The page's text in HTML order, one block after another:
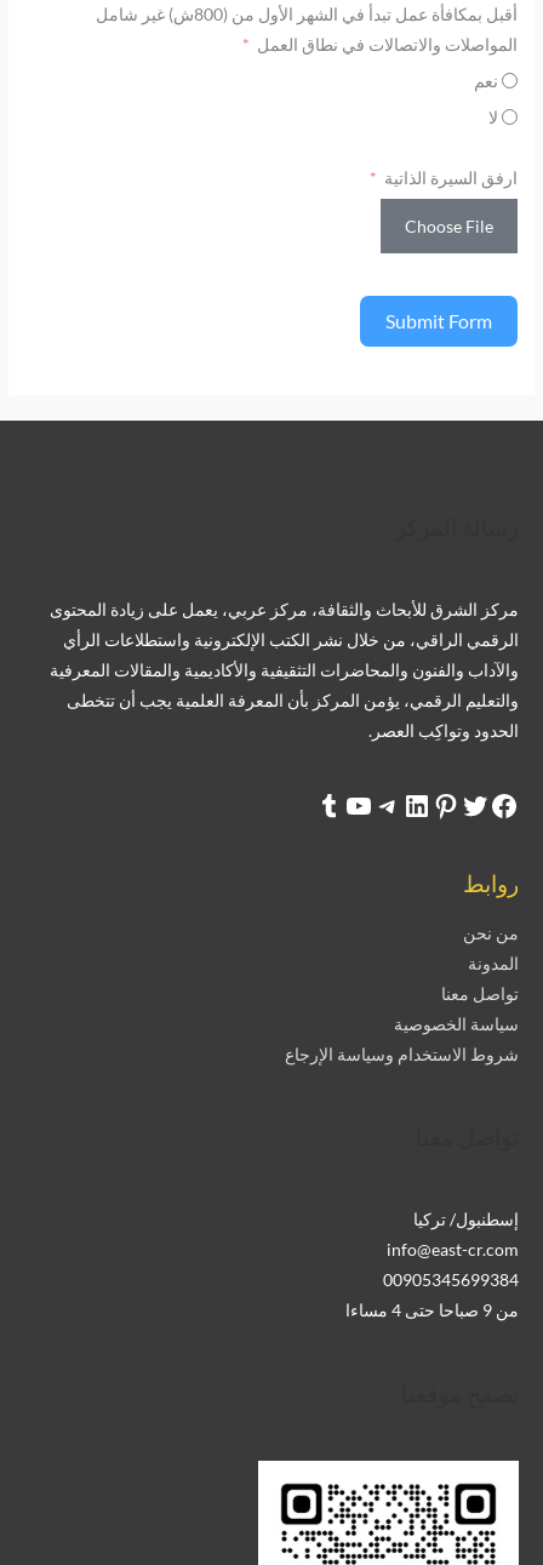
أقبل بمكافأة عمل تبدأ في الشهر الأول من (800ش) غير شامل
المواصلات والاتصالات في نطاق العمل
نعم
لا
ارفق السيرة الذاتية
Choose File
Submit Form
مركز الشرق للأبحاث والثقافة، مركز عربي، يعمل على زيادة المحتوى
الرقمي الراقي، من خلال نشر الكتب الإلكترونية واستطلاعات الرأي
والآداب والفنون والمحاضرات التثقيفية والأكاديمية والمقالات المعرفية
والتعليم الرقمي، يؤمن المركز بأن المعرفة العلمية يجب أن تتخطى
الحدود وتواكِب العصر.
روابط
من نحن
المدونة
تواصل معنا
سياسة الخصوصية
شروط الاستخدام وسياسة الإرجاع
إسطنبول/ تركيا
info@east-cr.com
00905345699384
من 9 صباحا حتى 4 مساءا